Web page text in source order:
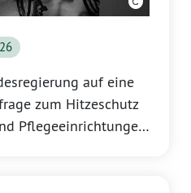
auf eine
zum Hitzeschutz
Pflegeeinrichtungen